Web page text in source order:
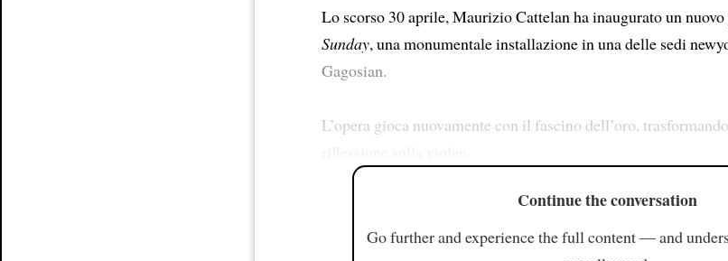
Lo scorso 30 aprile, Maurizio Cattelan ha inaugurato un
Sunday, una monumentale installazione in una delle sedi
Gagosian.
L’opera gioca nuovamente con il fascino dell’oro,
Continue the conversation
Go further and experience the full content — and